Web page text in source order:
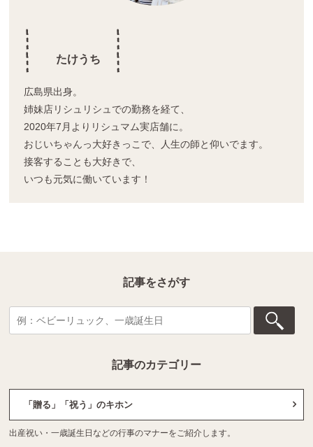
たけうち
広島県出身。
姉妹店リシュリシュでの勤務を経て、
2020年7月よりリシュマム実店舗に。
おじいちゃんっ大好きっこで、人生の師と仰いでます。
接客することも大好きで、
いつも元気に働いています！
記事をさがす
記事のカテゴリー
「贈る」「祝う」のキホン
出産祝い・一歳誕生日などの行事のマナーをご紹介します。